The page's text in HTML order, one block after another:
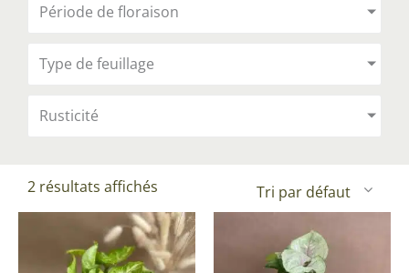
Période de floraison
Type de feuillage
Rusticité
2 résultats affichés